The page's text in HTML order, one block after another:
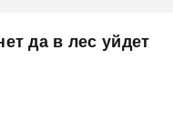
да в лес уйдет